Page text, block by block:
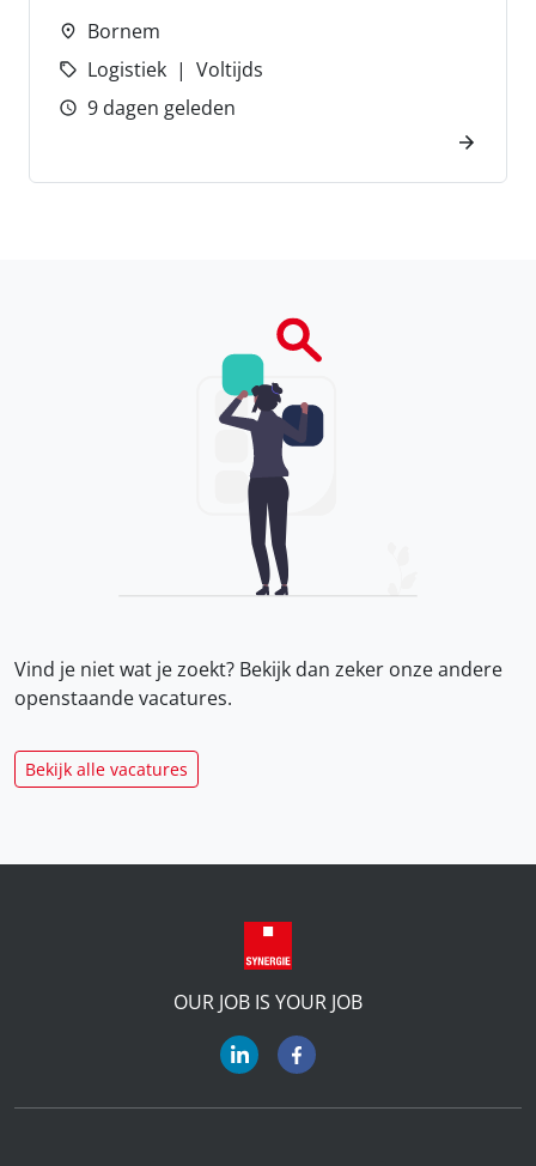
Bornem
Logistiek
Voltijds
9 dagen geleden
Vind je niet wat je zoekt? Bekijk dan zeker onzeandere
openstaande vacatures.
Bekijk alle vacatures
OUR JOB IS YOUR JOB